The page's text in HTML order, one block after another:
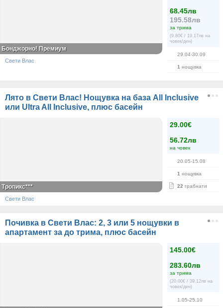
68.45лв
195.58лв
за трима
(9.80€ / 19.17лв на
човек/ден)
29.04-30.09
1 нощувка
Бонджорно! Премиум
Свети Влас
Лято в Свети Влас! Нощувка на база All Inclusive
или Ultra All Inclusive, плюс басейн
29.00€
56.72лв
на човек
20.05-15.08
1 нощувка
22 грабнати
Тропикс***
Свети Влас
Почивка в Свети Влас: 2, 3 или 5 нощувки в
апартамент за до трима, плюс басейн
145.00€
283.60лв
за трима
(20.00€ / 39.12лв на
човек/ден)
1.05-25.10